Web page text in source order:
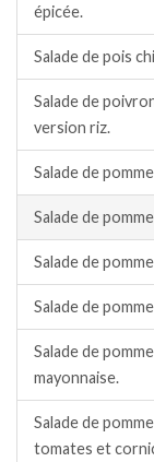
épicée.
Salade de pois
Salade de
version riz.
Salade de
Salade de
Salade de
Salade de
Salade de
mayonnaise.
Salade de
tomates et